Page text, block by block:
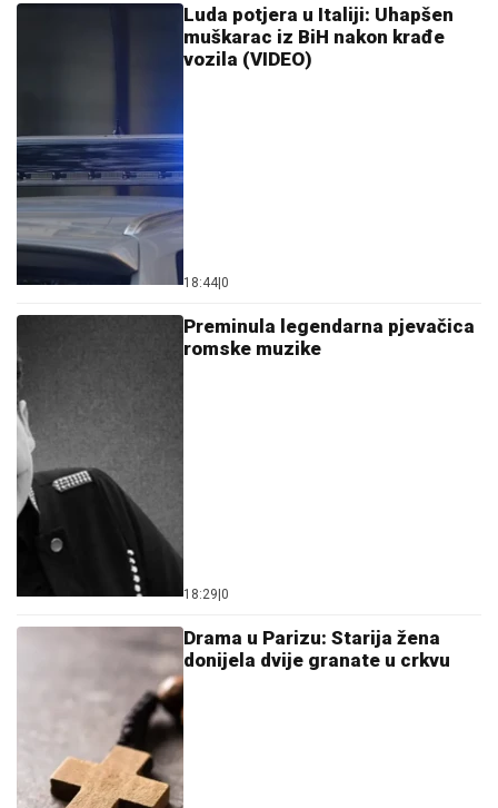
Luda potjera u Italiji: Uhapšen
muškarac iz BiH nakon krađe
vozila (VIDEO)
18:44|0
Preminula legendarna pjevačica
romske muzike
18:29|0
Drama u Parizu: Starija žena
donijela dvije granate u crkvu